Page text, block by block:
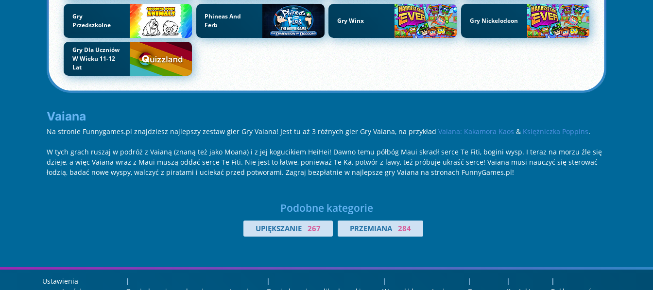
Gry
Przedszkolne
Phineas And
Ferb
Gry Winx Gry Nickelodeon
Gry Dla Uczniów
W Wieku 11-12
Lat
Vaiana
Na stronie Funnygames.pl znajdziesz najlepszy zestaw gier Gry Vaiana! Jest tu aż 3 różnych gier Gry Vaiana, na przykład Vaiana: Kakamora Kaos & Księżniczka Poppins.
W tych grach ruszaj w podróż z Vaianą (znaną też jako Moana) i z jej kogucikiem HeiHei! Dawno temu półbóg Maui skradł serce Te Fiti, bogini wysp. I teraz na morzu źle się
dzieje, a więc Vaiana wraz z Maui muszą oddać serce Te Fiti. Nie jest to łatwe, ponieważ Te Kā, potwór z lawy, też próbuje ukraść serce! Vaiana musi nauczyć się sterować
łodzią, badać nowe wyspy, walczyć z piratami i uciekać przed potworami. Zagraj bezpłatnie w najlepsze gry Vaiana na stronach FunnyGames.pl!
Podobne kategorie
UPIĘKSZANIE 267 PRZEMIANA 284
Ustawienia